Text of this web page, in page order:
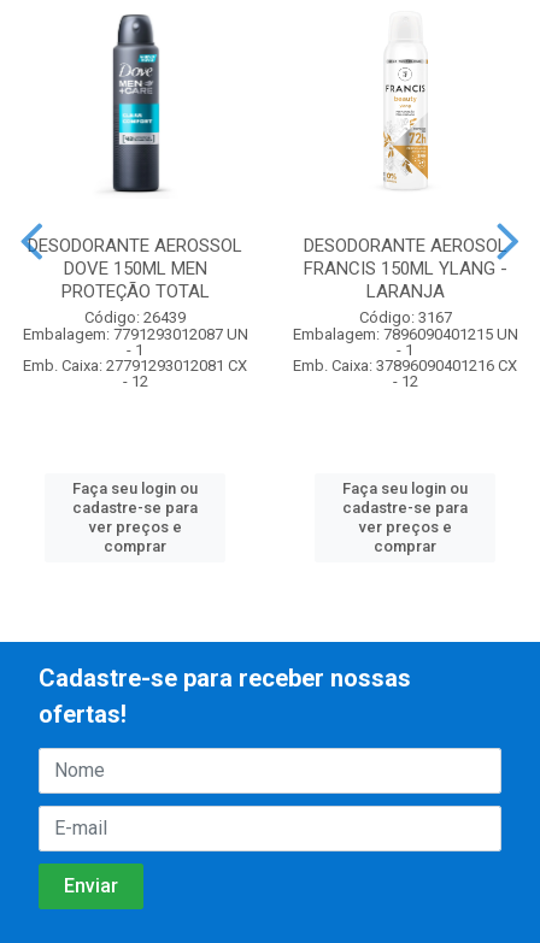
DESODORANTE AEROSSOL
DOVE 150ML MEN
PROTEÇÃO TOTAL
Código: 26439
Embalagem: 7791293012087 UN
- 1
Emb. Caixa: 27791293012081 CX
- 12
Faça seu login ou
cadastre-se para
ver preços e
comprar
DESODORANTE AEROSOL
FRANCIS 150ML YLANG -
LARANJA
Código: 3167
Embalagem: 7896090401215 UN
- 1
Emb. Caixa: 37896090401216 CX
- 12
Faça seu login ou
cadastre-se para
ver preços e
comprar
Cadastre-se para receber nossas
ofertas!